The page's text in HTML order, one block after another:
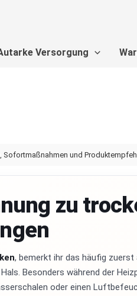
Versorgung
Sofortmaßnahmen und
zu
, bemerkt ihr das häufig
Besonders während der
oder einen